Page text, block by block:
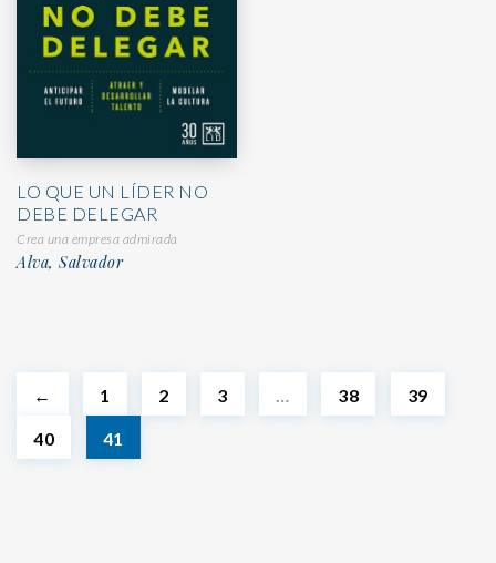
LO QUE UN LÍDER NO
DEBE DELEGAR
Crea una empresa admirada
Alva, Salvador
← 1 2 3 … 38 39
40 41